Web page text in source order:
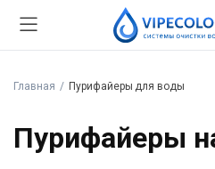
Главная Пурифайеры для воды
Пурифайеры